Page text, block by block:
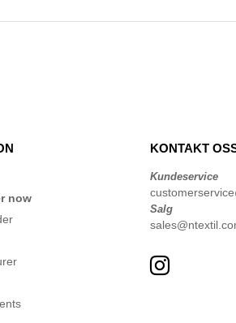
now
KONTAKT
Kundeservice
Salg